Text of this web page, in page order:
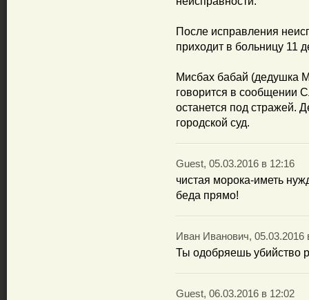
После исправления
приходит в больницу 11
Мисбах бабай (дедушка
говорится в сообщении
останется под стражей.
городской суд.
Guest, 05.03.2016 в 12:16
чистая морока-иметь
беда прямо!
Иван Иванович, 05.03.2016
Ты одобряешь убийство
Guest, 06.03.2016 в 12:02